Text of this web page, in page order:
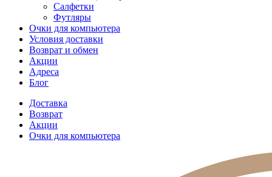
Салфетки
Футляры
Очки для компьютера
Условия доставки
Возврат и обмен
Акции
Адреса
Блог
Доставка
Возврат
Акции
Очки для компьютера